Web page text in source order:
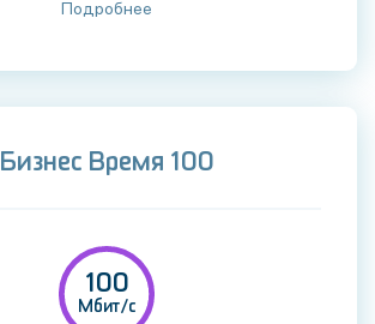
Подробнее
Бизнес Время 100
100
Мбит/c